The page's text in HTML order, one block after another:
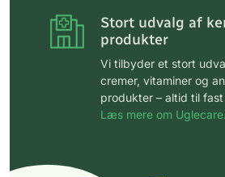
Stort udvalg af
produkter
Vi tilbyder et stort
cremer, vitaminer og
produkter – altid til
Læs mere om